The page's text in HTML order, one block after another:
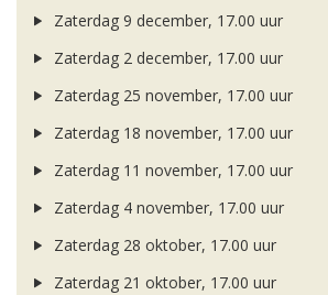
Zaterdag 9 december, 17.00 uur
Zaterdag 2 december, 17.00 uur
Zaterdag 25 november, 17.00 uur
Zaterdag 18 november, 17.00 uur
Zaterdag 11 november, 17.00 uur
Zaterdag 4 november, 17.00 uur
Zaterdag 28 oktober, 17.00 uur
Zaterdag 21 oktober, 17.00 uur